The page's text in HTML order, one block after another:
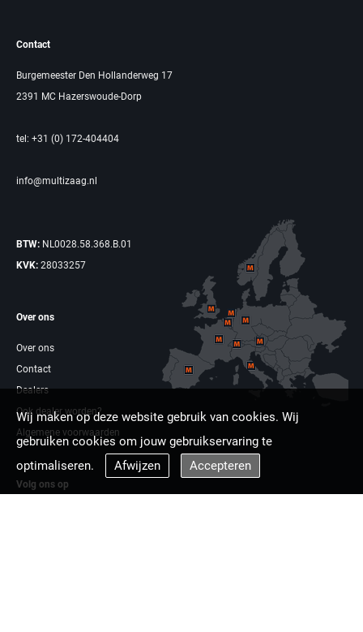
Contact
Burgemeester Den Hollanderweg 17
2391 MC Hazerswoude-Dorp
tel: +31 (0) 172-404404
info@multizaag.nl
BTW: NL0028.58.368.B.01
KVK: 28033257
Over ons
Over ons
Contact
Dealers
Ook dealer worden?
Algemene voorwaarden
Volg ons op
Wij maken op deze website gebruik van cookies. Wij
gebruiken cookies om jouw gebruikservaring te
optimaliseren.
Afwijzen Accepteren